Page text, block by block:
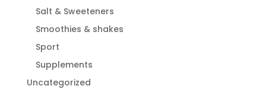
Salt & Sweeteners
Smoothies & shakes
Sport
Supplements
Uncategorized